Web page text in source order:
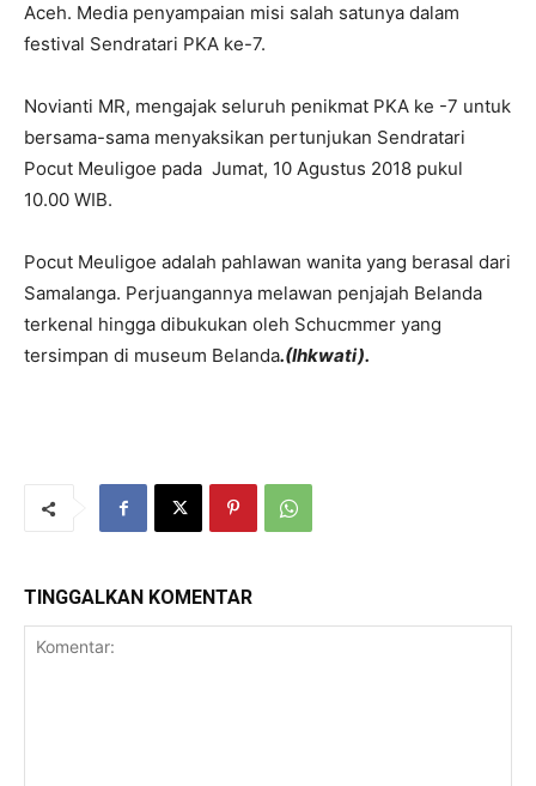
Aceh. Media penyampaian misi salah satunya dalam
festival Sendratari PKA ke-7.
Novianti MR, mengajak seluruh penikmat PKA ke -7 untuk
bersama-sama menyaksikan pertunjukan Sendratari
Pocut Meuligoe pada Jumat, 10 Agustus 2018 pukul
10.00 WIB.
Pocut Meuligoe adalah pahlawan wanita yang berasal dari
Samalanga. Perjuangannya melawan penjajah Belanda
terkenal hingga dibukukan oleh Schucmmer yang
tersimpan di museum Belanda.(Ihkwati).
TINGGALKAN KOMENTAR